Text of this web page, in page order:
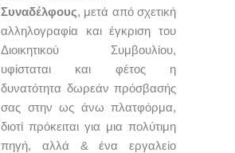
Συναδέλφους, μετά από σχετική
αλληλογραφία και έγκριση του
Διοικητικού Συμβουλίου,
υφίσταται και φέτος η
δυνατότητα δωρεάν πρόσβασής
σας στην ως άνω πλατφόρμα,
διοτί πρόκειται για μια πολύτιμη
πηγή, αλλά & ένα εργαλείο